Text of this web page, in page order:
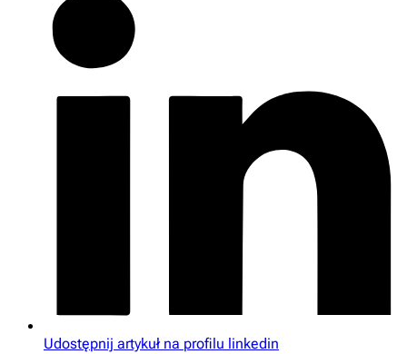
Udostępnij artykuł na profilu linkedin